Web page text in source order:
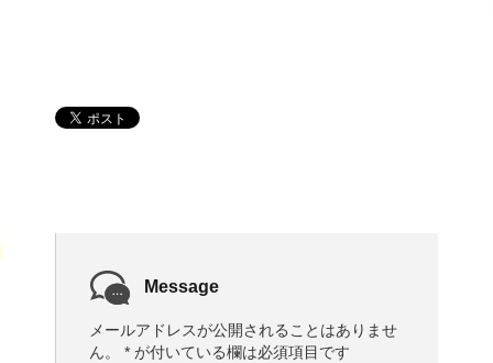
Message
メールアドレスが公開されることはありませ
ん。
* が付いている欄は必須項目です